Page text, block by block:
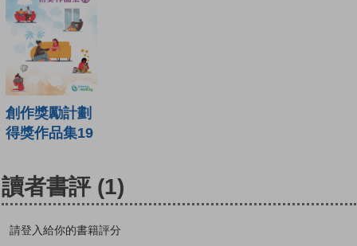
創作獎勵計劃
得獎作品集19
讀者書評 (1)
請登入給你的書籍評分